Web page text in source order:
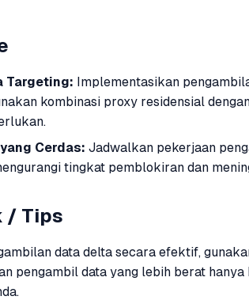
Targeting: Implementasikan
kombinasi proxy residensial
Cerdas: Jadwalkan pekerjaan
tingkat pemblokiran dan
/ Tips
data delta secara efektif,
pengambil data yang lebih berat